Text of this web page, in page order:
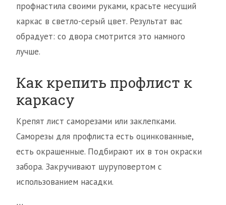
профнастила своими руками, красьте несущий
каркас в светло-серый цвет. Результат вас
обрадует: со двора смотрится это намного
лучше.
Как крепить профлист к
каркасу
Крепят лист саморезами или заклепками.
Саморезы для профлиста есть оцинкованные,
есть окрашенные. Подбирают их в тон окраски
забора. Закручивают шуруповертом с
использованием насадки.